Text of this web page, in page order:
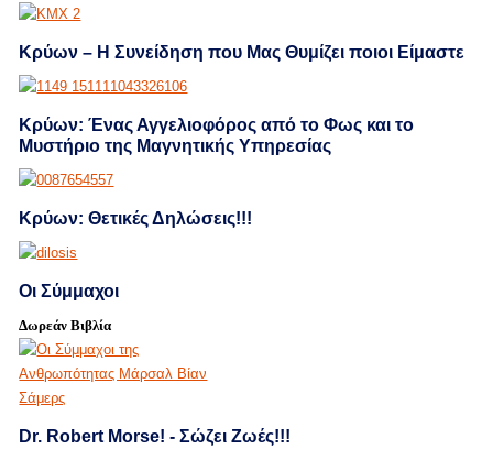
Κρύων – Η Συνείδηση που Μας Θυμίζει ποιοι Είμαστε
Κρύων: Ένας Αγγελιοφόρος από το Φως και το
Μυστήριο της Μαγνητικής Υπηρεσίας
Κρύων: Θετικές Δηλώσεις!!!
Οι Σύμμαχοι
Δωρεάν Βιβλία
Dr. Robert Morse! - Σώζει Ζωές!!!